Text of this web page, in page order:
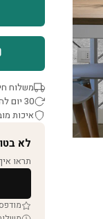
משלוח
30 יום להחזרה
איכות
לא
תראו